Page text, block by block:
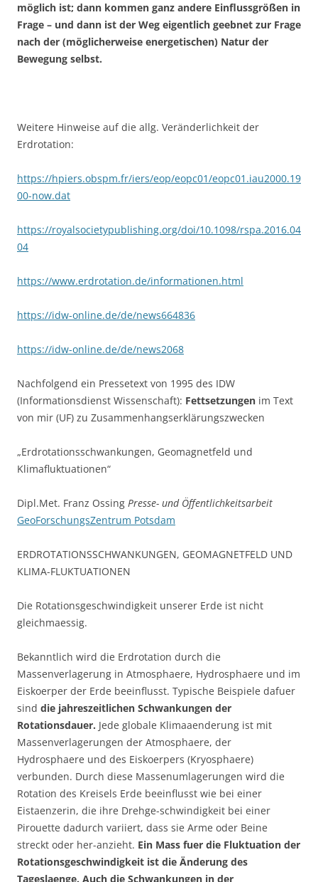
möglich ist; dann kommen ganz andere Einflussgrößen in
Frage – und dann ist der Weg eigentlich geebnet zur Frage
nach der (möglicherweise energetischen) Natur der
Bewegung selbst.
Weitere Hinweise auf die allg. Veränderlichkeit der
Erdrotation:
https://hpiers.obspm.fr/iers/eop/eopc01/eopc01.iau2000.19
00-now.dat
https://royalsocietypublishing.org/doi/10.1098/rspa.2016.04
04
https://www.erdrotation.de/informationen.html
https://idw-online.de/de/news664836
https://idw-online.de/de/news2068
Nachfolgend ein Pressetext von 1995 des IDW
(Informationsdienst Wissenschaft): Fettsetzungen im Text
von mir (UF) zu Zusammenhangserklärungszwecken
„Erdrotationsschwankungen, Geomagnetfeld und
Klimafluktuationen“
Dipl.Met. Franz Ossing Presse- und Öffentlichkeitsarbeit
GeoForschungsZentrum Potsdam
ERDROTATIONSSCHWANKUNGEN, GEOMAGNETFELD UND
KLIMA-FLUKTUATIONEN
Die Rotationsgeschwindigkeit unserer Erde ist nicht
gleichmaessig.
Bekanntlich wird die Erdrotation durch die
Massenverlagerung in Atmosphaere, Hydrosphaere und im
Eiskoerper der Erde beeinflusst. Typische Beispiele dafuer
sind die jahreszeitlichen Schwankungen der
Rotationsdauer. Jede globale Klimaaenderung ist mit
Massenverlagerungen der Atmosphaere, der
Hydrosphaere und des Eiskoerpers (Kryosphaere)
verbunden. Durch diese Massenumlagerungen wird die
Rotation des Kreisels Erde beeinflusst wie bei einer
Eistaenzerin, die ihre Drehge-schwindigkeit bei einer
Pirouette dadurch variiert, dass sie Arme oder Beine
streckt oder her-anzieht. Ein Mass fuer die Fluktuation der
Rotationsgeschwindigkeit ist die Änderung des
Tageslaenge. Auch die Schwankungen in der